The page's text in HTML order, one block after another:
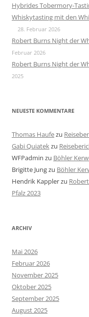
Hybrides Tobermory-
Whiskytasting mit den
28. Februar 2026
Robert Burns Night der
Februar 2026
Robert Burns Night der
2025
NEUESTE KOMMENTARE
Thomas Haufezu
Gabi Quiatekzu
WFPadmin zu Böhler
Brigitte Jungzu Böhler
Hendrik Kapplerzu
Pfalz 2023
ARCHIV
Mai 2026
Februar 2026
November 2025
Oktober 2025
September 2025
August 2025